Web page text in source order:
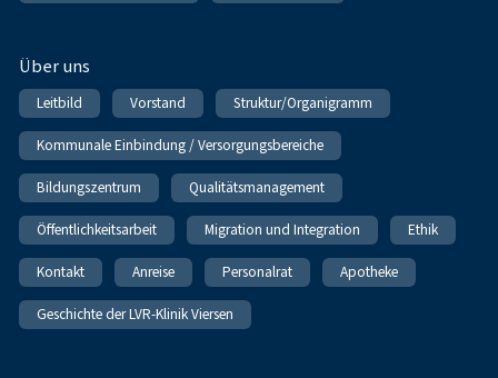
Über uns
Leitbild Vorstand Struktur/Organigramm
Kommunale Einbindung / Versorgungsbereiche
Bildungszentrum Qualitätsmanagement
Öffentlichkeitsarbeit Migration und Integration Ethik
Kontakt Anreise Personalrat Apotheke
Geschichte der LVR-Klinik Viersen